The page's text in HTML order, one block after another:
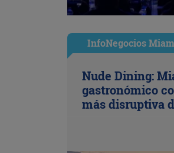
InfoNegocios
Nude Dining:
gastronómico
más disruptiva